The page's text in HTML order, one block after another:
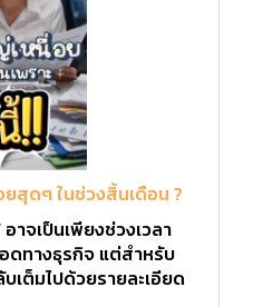
สุดๆ ในช่วงสิ้นเดือน ?
าจเป็นเพียงช่วงเวลา
ดทางธุรกิจ แต่สำหรับ
เต็มไปด้วยรายละเอียด